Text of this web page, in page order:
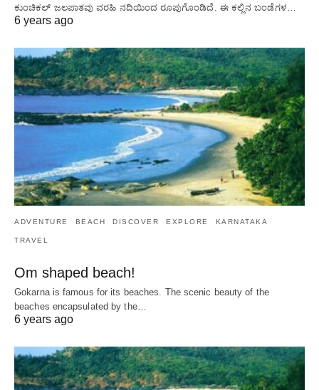
ಕುಂಚಿಕಲ್ ಜಲಪಾತವು ವರಹಿ ನದಿಯಿಂದ ರೂಪುಗೊಂಡಿದೆ. ಈ ಕಲ್ಲಿನ ಬಂಡೆಗಳ…
6 years ago
ADVENTURE BEACH DISCOVER EXPLORE KARNATAKA
TRAVEL
Om shaped beach!
Gokarna is famous for its beaches. The scenic beauty of the
beaches encapsulated by the…
6 years ago